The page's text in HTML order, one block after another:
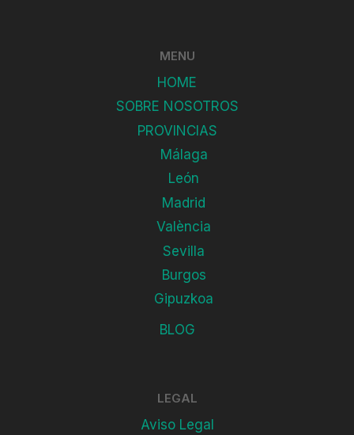
MENU
HOME
SOBRE NOSOTROS
PROVINCIAS
Málaga
León
Madrid
València
Sevilla
Burgos
Gipuzkoa
BLOG
LEGAL
Aviso Legal